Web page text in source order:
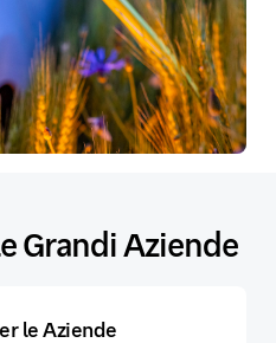
Grandi Aziende
le Aziende